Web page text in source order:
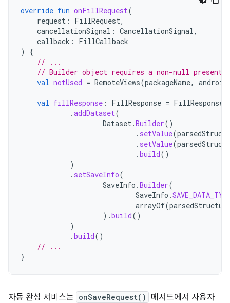
override fun onFillRequest(
request : FillRequest,
cancellationSignal : CancellationSignal,
callback :
FillCallback
)
{
// ...
// Builder object requires a non-null
val notUsed = RemoteViews(packageName, android
val fillResponse : FillResponse = FillResponse
.addDataset(
Dataset.Builder()
. setValue(
. setValue(
.build()
)
. setSaveInfo(
SaveInfo .Builder(
SaveInfo .
arrayOf(
).build()
)
.build()
// ...
}
자동 완성 서비스는 onSaveRequest()
메서드에서 사용자